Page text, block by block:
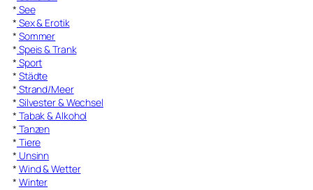
* See
* Sex & Erotik
* Sommer
* Speis & Trank
* Sport
* Städte
* Strand/Meer
* Silvester & Wechsel
* Tabak & Alkohol
* Tanzen
* Tiere
* Unsinn
* Wind & Wetter
* Winter